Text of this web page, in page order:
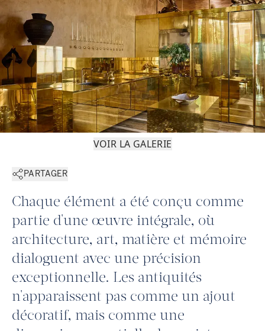
VOIR LA GALERIE
PARTAGER
Chaque élément a été conçu comme
partie d'une œuvre intégrale, où
architecture, art, matière et mémoire
dialoguent avec une précision
exceptionnelle. Les antiquités
n'apparaissent pas comme un ajout
décoratif, mais comme une